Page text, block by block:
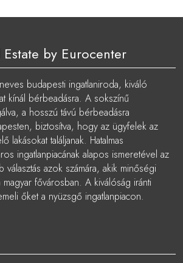
Estate by Eurocenter
budapesti ingatlaniroda, kiváló
kínál bérbeadásra. A sokszínű
a hosszú távú bérbeadásra
biztosítva, hogy az ügyfelek az
lakásokat találjanak. Hatalmas
ingatlanpiacának alapos ismeretével az
azok számára, akik minőségi
fővárosban. A kiválóság iránti
őket a nyüzsgő ingatlanpiacon.